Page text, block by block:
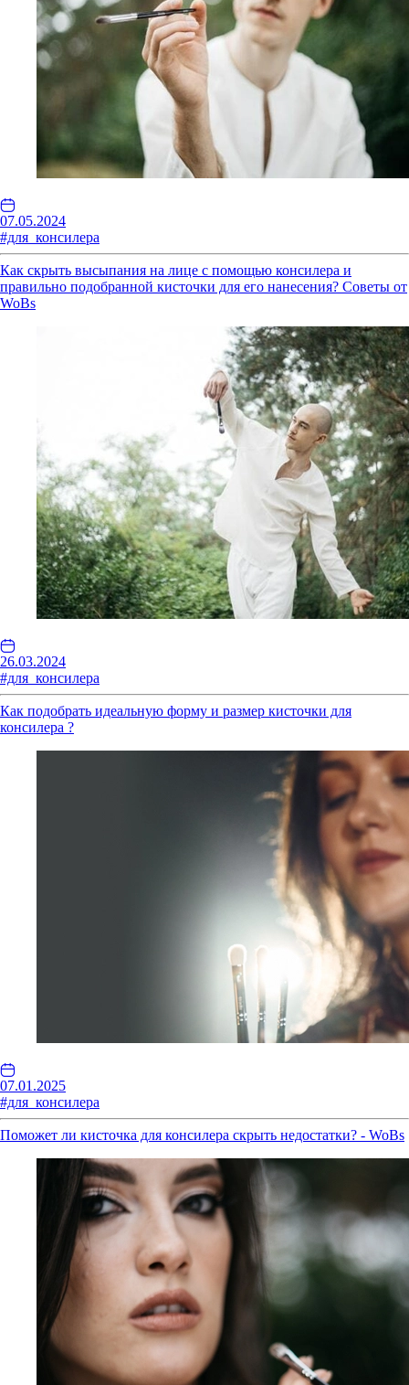
07.05.2024
#для_консилера
Как скрыть высыпания на лице с помощью консилера и
правильно подобранной кисточки для его нанесения? Советы от
WoBs
26.03.2024
#для_консилера
Как подобрать идеальную форму и размер кисточки для
консилера ?
07.01.2025
#для_консилера
Поможет ли кисточка для консилера скрыть недостатки? - WoBs